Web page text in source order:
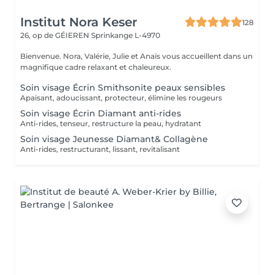
Institut Nora Keser
128
26, op de GÉIEREN Sprinkange L-4970
Bienvenue. Nora, Valérie, Julie et Anaïs vous accueillent dans un
magnifique cadre relaxant et chaleureux.
Soin visage Écrin Smithsonite peaux sensibles
Apaisant, adoucissant, protecteur, élimine les rougeurs
Soin visage Écrin Diamant anti-rides
Anti-rides, tenseur, restructure la peau, hydratant
Soin visage Jeunesse Diamant& Collagène
Anti-rides, restructurant, lissant, revitalisant